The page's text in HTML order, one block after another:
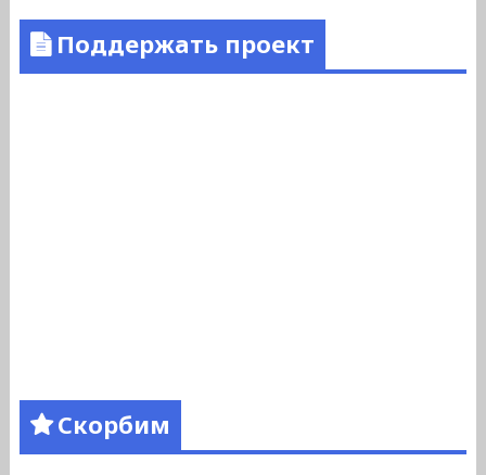
Поддержать проект
Скорбим